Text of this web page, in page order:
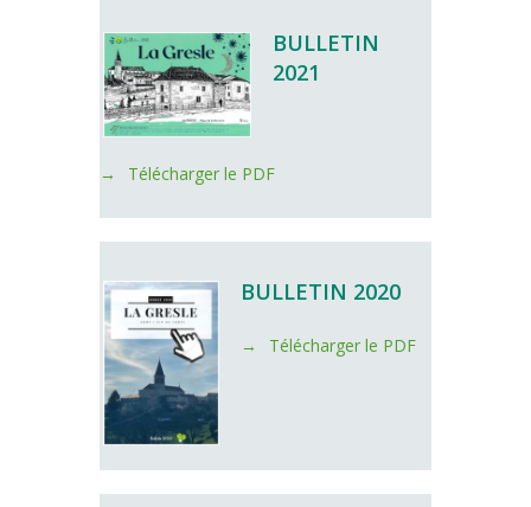
BULLETIN
2021
Télécharger le PDF
BULLETIN 2020
Télécharger le PDF